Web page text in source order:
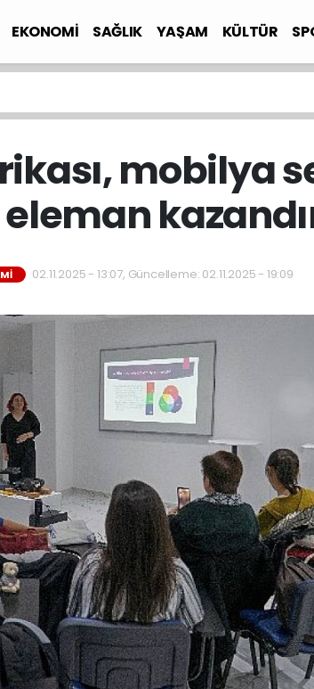
EKONOMİ SAĞLIK YAŞAM KÜLTÜR
mobilya
eleman
02.11.2025 - 13:07, Güncelleme: 02.11.2025 - 19:09